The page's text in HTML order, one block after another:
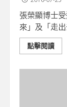
張榮顯博士
來」及「走出
點擊閱讀